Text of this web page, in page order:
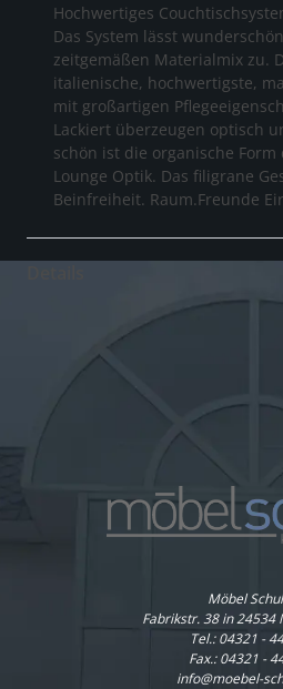
Hochwertiges
Das System lässt
zeitgemäßen Materialmix zu.
italienische, hochwertigste,
mit großartigen
Lackiert überzeugen optisch
schön ist die organische
Lounge Optik. Das filigrane
Beinfreiheit. Raum.Freunde Eir
Möbel
Fabrikstr. 38 in 24534
Tel.:04321 -
Fax.: 04321 -
info@moebel-